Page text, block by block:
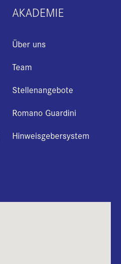
AKADEMIE
Über uns
Team
Stellenangebote
Romano Guardini
Hinweisgebersystem